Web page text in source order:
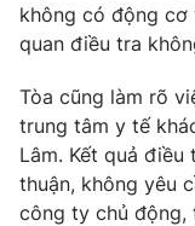
không có động cơ
quan điều tra
Tòa cũng làm rõ
trung tâm y tế
Lâm. Kết quả
thuận, không yêu
công ty chủ động,